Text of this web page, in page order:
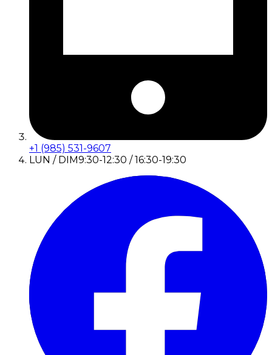
+1 (985) 531-9607
LUN / DIM9:30-12:30 / 16:30-19:30